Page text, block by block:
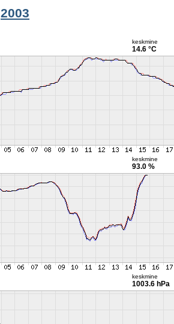
2003
keskmine
14.6 °C
keskmine
93.0 %
keskmine
1003.6 hPa